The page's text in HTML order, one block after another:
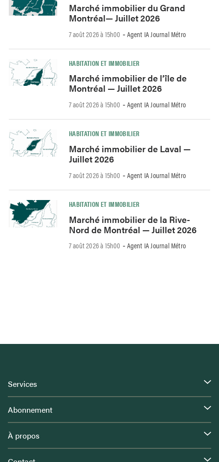
Marché immobilier du Grand
Montréal— Juillet 2026
7 août 2026 à 15h00 - Agent IA Journal Métro
HABITATION ET IMMOBILIER
Marché immobilier de l’île de
Montréal — Juillet 2026
7 août 2026 à 15h00 - Agent IA Journal Métro
HABITATION ET IMMOBILIER
Marché immobilier de Laval —
Juillet 2026
7 août 2026 à 15h00 - Agent IA Journal Métro
HABITATION ET IMMOBILIER
Marché immobilier de la Rive-
Nord de Montréal — Juillet 2026
7 août 2026 à 15h00 - Agent IA Journal Métro
Services
Abonnement
À propos